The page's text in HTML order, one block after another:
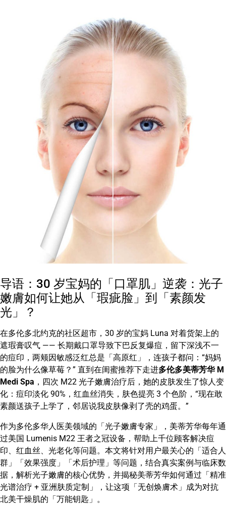
导语：30 岁宝妈的「口罩肌」逆袭：光子
嫩膚如何让她从「瑕疵脸」到「素颜发
光」？
在多伦多北约克的社区超市，30 岁的宝妈 Luna 对着货架上的
遮瑕膏叹气 —— 长期戴口罩导致下巴反复爆痘，留下深浅不一
的痘印，两颊因敏感泛红总是「高原红」，连孩子都问：“妈妈
的脸为什么像草莓？” 直到在闺蜜推荐下走进多伦多美蒂芳华 M
Medi Spa ，四次 M22 光子嫩膚治疗后，她的皮肤发生了惊人变
化：痘印淡化 90%，红血丝消失，肤色提亮 3 个色阶，“现在敢
素颜送孩子上学了，邻居说我皮肤像剥了壳的鸡蛋。”
作为多伦多华人医美领域的「光子嫩膚专家」，美蒂芳华每年通
过美国 Lumenis M22 王者之冠设备，帮助上千位顾客解决痘
印、红血丝、光老化等问题。本文将针对用户最关心的「适合人
群」「效果强度」「术后护理」等问题，结合真实案例与临床数
据，解析光子嫩膚的核心优势，并揭秘美蒂芳华如何通过「精准
光谱治疗 + 亚洲肤质定制」，让这项「无创焕膚术」成为对抗
北美干燥肌的「万能钥匙」。